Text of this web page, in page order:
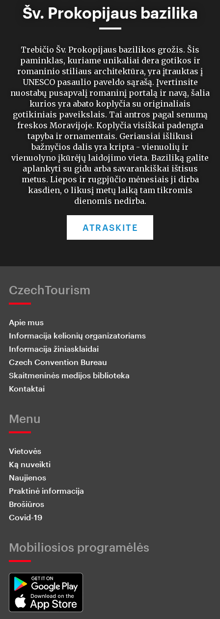
Šv. Prokopijaus bazilika
Trebičio Šv. Prokopijaus bazilikos grožis. Šis
paminklas, kuriame unikaliai dera gotikos ir
romaninio stiliaus architektūra, yra įtrauktas į
UNESCO pasaulio paveldo sąrašą. Įvertinsite
nuostabų pusapvalį romaninį portalą ir navą, šalia
kurios yra abato koplyčia su originaliais
gotikiniais paveikslais. Tai antros pagal senumą
freskos Moravijoje. Koplyčia visiškai padengta
tapyba ir ornamentais. Geriausiai išlikusi
bažnyčios dalis yra kripta - vienuolių ir
vienuolyno įkūrėjų laidojimo vieta. Baziliką galite
aplankyti su gidu arba savarankiškai ištisus
metus. Liepos ir rugpjūčio mėnesiais ji dirba
kasdien, o likusį metų laiką tam tikromis
dienomis nedirba.
ATRASKITE
CzechTourism
Apie mus
Informacija kelionių organizatoriams
Informacija žiniasklaidai
Czech Convention Bureau
Skaitmeninės medijos biblioteka
Kontaktai
Menu
Vietovės
Ką nuveikti
Naujienos
Praktinė informacija
Brošiūros
Covid-19
Mobiliosios programėlės